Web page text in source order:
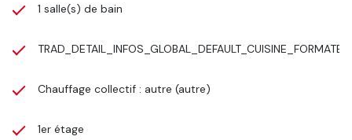
1 salle(s) de bain
Chauffage collectif : autre (autre)
1er étage